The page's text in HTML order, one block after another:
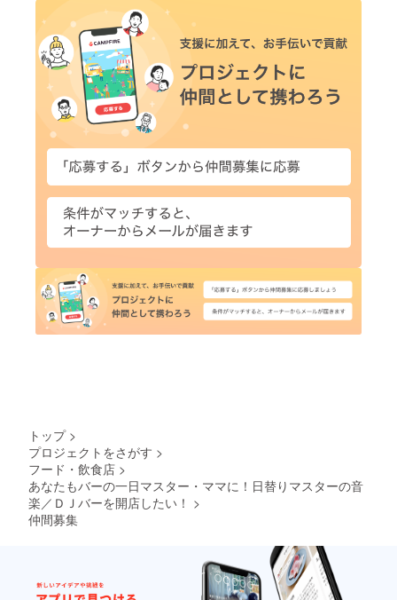
トップ >
プロジェクトをさがす >
フード・飲食店 >
あなたもバーの一日マスター・ママに！日替りマスターの音
楽／ＤＪバーを開店したい！ >
仲間募集